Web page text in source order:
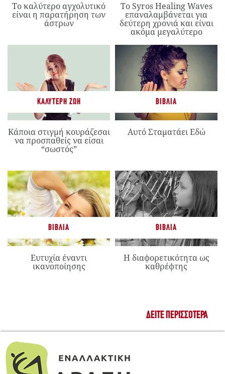
Το καλύτερο αγχολυτικό
είναι η παρατήρηση των
άστρων
Το Syros Healing Waves
επαναλαμβάνεται για
δεύτερη χρονιά και είναι
ακόμα μεγαλύτερο
ΚΑΛΎΤΕΡΗ ΖΩΉ
Κάποια στιγμή κουράζεσαι
να προσπαθείς να είσαι
“σωστός”
ΒΙΒΛΊΑ
Αυτό Σταματάει Εδώ
ΒΙΒΛΊΑ
Ευτυχία έναντι
ικανοποίησης
ΒΙΒΛΊΑ
Η διαφορετικότητα ως
καθρέφτης
ΔΕΊΤΕ ΠΕΡΙΣΣΌΤΕΡΑ